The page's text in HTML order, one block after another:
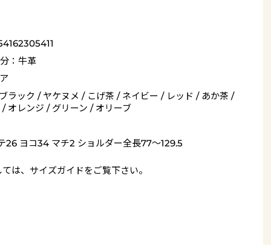
：牛革
ラック / ヤケヌメ / こげ茶 / ネイビー / レッド / あか茶 /
/ オレンジ / グリーン / オリーブ
26 ヨコ34 マチ2 ショルダー全長77～129.5
は、 サイズガイドをご覧下さい。